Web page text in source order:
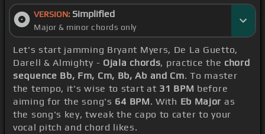
VERSION: Simplified
Major & minor chords only
Let's start jamming Bryant Myers, De La Guetto,
Darell & Almighty - Ojala chords, practice the chord
sequence Bb, Fm, Cm, Bb, Ab and Cm. To master
the tempo, it's wise to start at 31 BPM before
aiming for the song's 64 BPM. With Eb Major as
the song's key, tweak the capo to cater to your
vocal pitch and chord likes.